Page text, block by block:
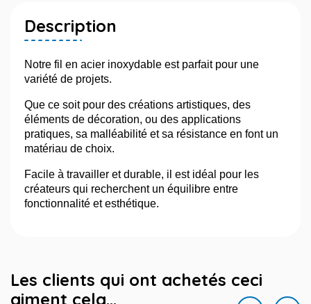
Description
Notre fil en acier inoxydable est parfait pour une
variété de projets.
Que ce soit pour des créations artistiques, des
éléments de décoration, ou des applications
pratiques, sa malléabilité et sa résistance en font un
matériau de choix.
Facile à travailler et durable, il est idéal pour les
créateurs qui recherchent un équilibre entre
fonctionnalité et esthétique.
Les clients qui ont achetés ceci
aiment cela...